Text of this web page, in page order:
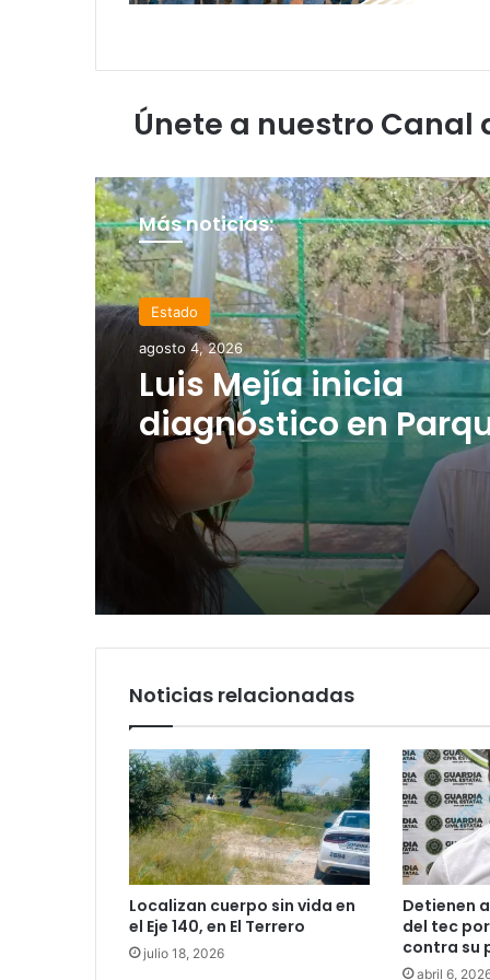
Únete a nuestro Canal
Más noticias:
Estado
agosto 4, 2026
Luis Mejía inicia
diagnóstico en
Tangamanga y
llegada tras
PRI
Elecciones 2027
agosto 4, 2026
Carlos Arreola pide a
morenistas no
y denuncia guerra de
rumbo a 2027
Noticias relacionadas
Localizan cuerpo sin vida en
el Eje 140, en El Terrero
julio 18, 2026
Detienen
del tec
contra su
abril 6,